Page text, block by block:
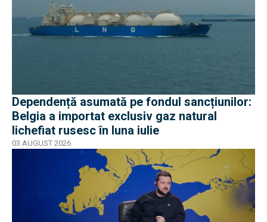
Dependență asumată pe fondul sancțiunilor:
Belgia a importat exclusiv gaz natural
lichefiat rusesc în luna iulie
03 AUGUST 2026